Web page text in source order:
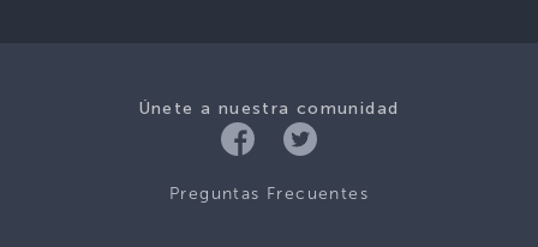
Únete a nuestra comunidad
Preguntas Frecuentes